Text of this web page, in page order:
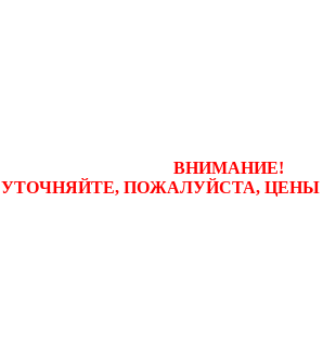
ВНИМАНИЕ!
УТОЧНЯЙТЕ, ПОЖАЛУЙСТА, ЦЕНЫ